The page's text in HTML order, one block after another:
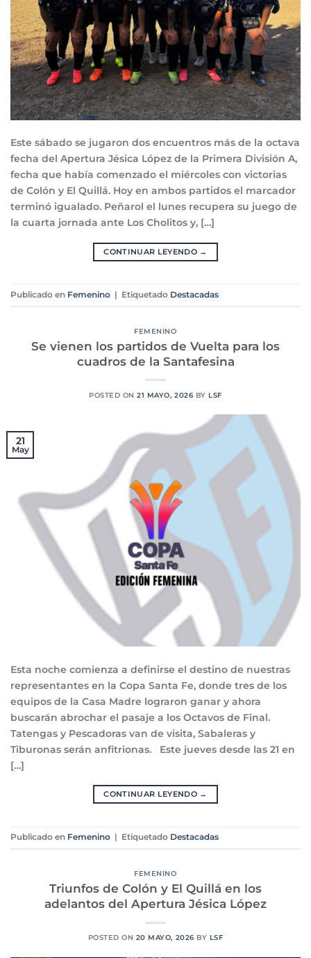
Este sábado se jugaron dos encuentros más de la octava
fecha del Apertura Jésica López de la Primera División A,
fecha que había comenzado el miércoles con victorias
de Colón y El Quillá. Hoy en ambos partidos el marcador
terminó igualado. Peñarol el lunes recupera su juego de
la cuarta jornada ante Los Cholitos y, […]
CONTINUAR LEYENDO →
Publicado en Femenino | Etiquetado Destacadas
FEMENINO
Se vienen los partidos de Vuelta para los
cuadros de la Santafesina
POSTED ON21 MAYO, 2026 BY LSF
21
May
Esta noche comienza a definirse el destino de nuestras
representantes en la Copa Santa Fe, donde tres de los
equipos de la Casa Madre lograron ganar y ahora
buscarán abrochar el pasaje a los Octavos de Final.
Tatengas y Pescadoras van de visita, Sabaleras y
Tiburonas serán anfitrionas. Este jueves desde las 21 en
[…]
CONTINUAR LEYENDO →
Publicado en Femenino Etiquetado Destacadas
FEMENINO
Triunfos de Colón y El Quillá en los
adelantos del Apertura Jésica López
POSTED ON 20 MAYO, 2026 BY LSF